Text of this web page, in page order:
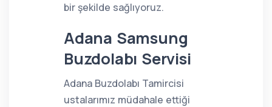
bir şekilde sağlıyoruz.
Adana Samsung
Buzdolabı Servisi
Adana Buzdolabı Tamircisi
ustalarımız müdahale ettiği